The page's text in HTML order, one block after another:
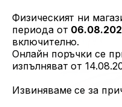
Физическият ни
периода от
включително.
Онлайн поръчки се
изпълняват от
Извиняваме се за